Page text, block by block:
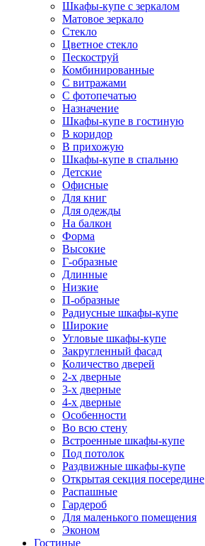
Шкафы-купе с зеркалом
Матовое зеркало
Стекло
Цветное стекло
Пескоструй
Комбинированные
С витражами
С фотопечатью
Назначение
Шкафы-купе в гостиную
В коридор
В прихожую
Шкафы-купе в спальню
Детские
Офисные
Для книг
Для одежды
На балкон
Форма
Высокие
Г-образные
Длинные
Низкие
П-образные
Радиусные шкафы-купе
Широкие
Угловые шкафы-купе
Закругленный фасад
Количество дверей
2-х дверные
3-х дверные
4-х дверные
Особенности
Во всю стену
Встроенные шкафы-купе
Под потолок
Раздвижные шкафы-купе
Открытая секция посередине
Распашные
Гардероб
Для маленького помещения
Эконом
Гостиные